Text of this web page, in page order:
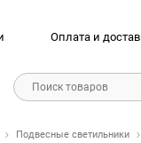
Оплата и
Поиск товаров
Подвесные светильники